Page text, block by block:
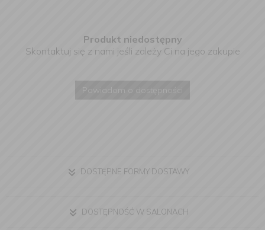
Produkt niedostępny
Skontaktuj się z nami jeśli zależy Ci na jego zakupie
Powiadom o dostępności
DOSTĘPNE FORMY DOSTAWY
DOSTĘPNOŚĆ W SALONACH